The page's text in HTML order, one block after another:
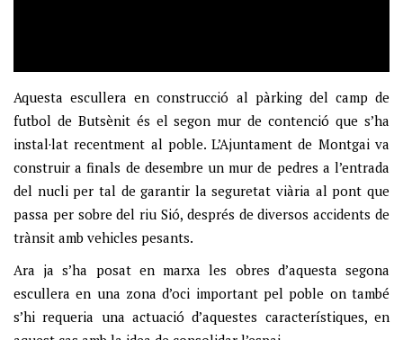
Aquesta escullera en construcció al pàrking del camp de
futbol de Butsènit és el segon mur de contenció que s’ha
instal·lat recentment al poble. L’Ajuntament de Montgai va
construir a finals de desembre un mur de pedres a l’entrada
del nucli per tal de garantir la seguretat viària al pont que
passa per sobre del riu Sió, després de diversos accidents de
trànsit amb vehicles pesants.
Ara ja s’ha posat en marxa les obres d’aquesta segona
escullera en una zona d’oci important pel poble on també
s’hi requeria una actuació d’aquestes característiques, en